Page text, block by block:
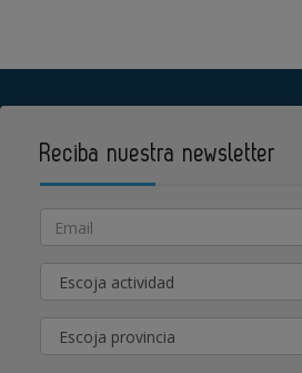
Órgano institucional de la AEFI
Reciba nuestra newsletter
Email
Actividad
Provincia